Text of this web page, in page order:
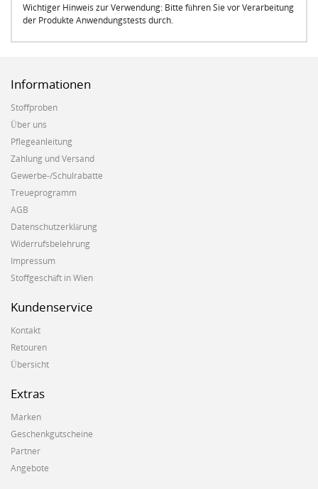
Wichtiger Hinweis zur Verwendung: Bitte führen Sie vor Verarbeitung
der Produkte Anwendungstests durch.
Informationen
Stoffproben
Über uns
Pflegeanleitung
Zahlung und Versand
Gewerbe-/Schulrabatte
Treueprogramm
AGB
Datenschutzerklärung
Widerrufsbelehrung
Impressum
Stoffgeschäft in Wien
Kundenservice
Kontakt
Retouren
Übersicht
Extras
Marken
Geschenkgutscheine
Partner
Angebote